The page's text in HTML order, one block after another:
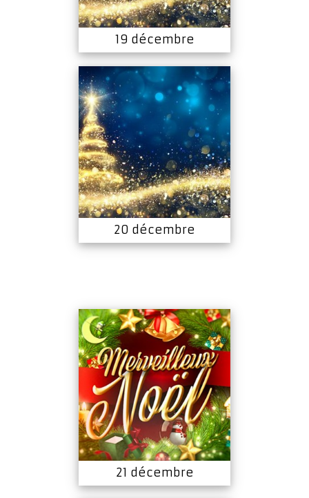
19 décembre
20 décembre
21 décembre